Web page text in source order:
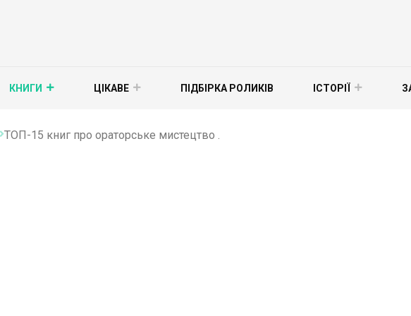
КНИГИ ЦІКАВЕ ПІДБІРКА РОЛИКІВ ІСТОРІЇ
ТОП-15 книг про ораторське мистецтво .